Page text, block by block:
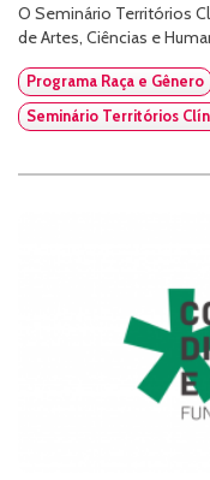
O Seminário Territórios
de Artes, Ciências e
Programa Raça e Gênero
Seminário Territórios